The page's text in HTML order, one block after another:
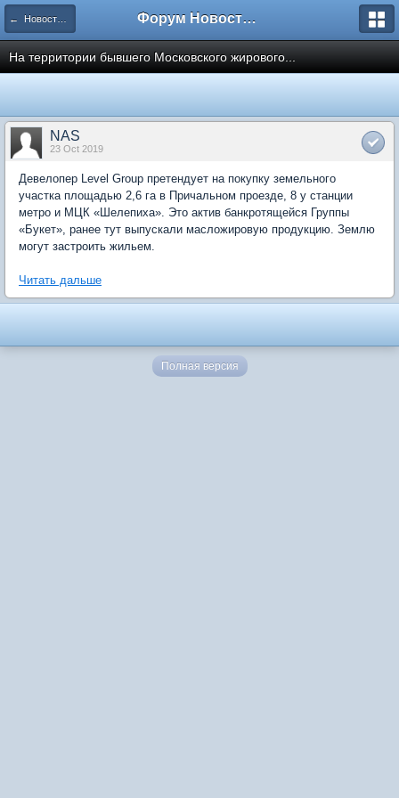
← Новости рынка недвижимости Форум Новостройки
На территории бывшего Московского жирового...
NAS
23 Oct 2019
Девелопер Level Group претендует на покупку земельного
участка площадью 2,6 га в Причальном проезде, 8 у станции
метро и МЦК «Шелепиха». Это актив банкротящейся Группы
«Букет», ранее тут выпускали масложировую продукцию. Землю
могут застроить жильем.
Читать дальше
Полная версия